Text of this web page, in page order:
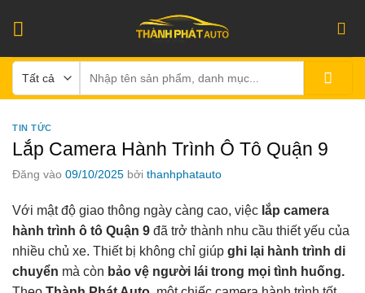
kiếm:
TIN TỨC
Lắp Camera Hành Trình Ô Tô Quận 9
Đăng vào 09/10/2025 bởi thanhphatauto
Với mật độ giao thông ngày càng cao, việc lắp camera
hành trình ô tô Quận 9 đã trở thành nhu cầu thiết yếu của
nhiều chủ xe. Thiết bị không chỉ giúp ghi lại hành trình di
chuyển mà còn bảo vệ người lái trong mọi tình huống.